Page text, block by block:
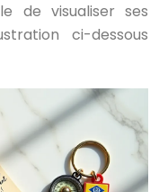
de visualiser ses
ci-dessous